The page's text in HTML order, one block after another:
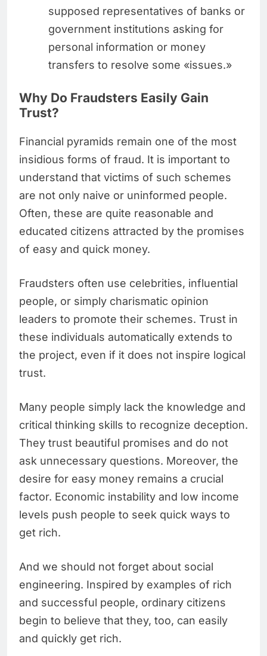
supposed representatives of banks or
government institutions asking for
personal information or money
transfers to resolve some «issues.»
Why Do Fraudsters Easily Gain
Trust?
Financial pyramids remain one of the most
insidious forms of fraud. It is important to
understand that victims of such schemes
are not only naive or uninformed people.
Often, these are quite reasonable and
educated citizens attracted by the promises
of easy and quick money.
Fraudsters often use celebrities, influential
people, or simply charismatic opinion
leaders to promote their schemes. Trust in
these individuals automatically extends to
the project, even if it does not inspire logical
trust.
Many people simply lack the knowledge and
critical thinking skills to recognize deception.
They trust beautiful promises and do not
ask unnecessary questions. Moreover, the
desire for easy money remains a crucial
factor. Economic instability and low income
levels push people to seek quick ways to
get rich.
And we should not forget about social
engineering. Inspired by examples of rich
and successful people, ordinary citizens
begin to believe that they, too, can easily
and quickly get rich.